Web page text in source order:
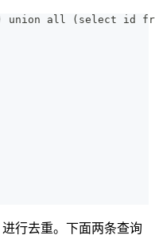
union all (select id
行去重。下面两条查询